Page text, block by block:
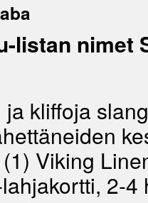
listan nimet
kliffoja
Viking
2-4